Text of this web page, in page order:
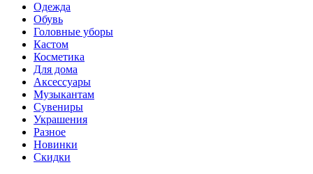
Одежда
Обувь
Головные уборы
Кастом
Косметика
Для дома
Аксессуары
Музыкантам
Сувениры
Украшения
Разное
Новинки
Скидки